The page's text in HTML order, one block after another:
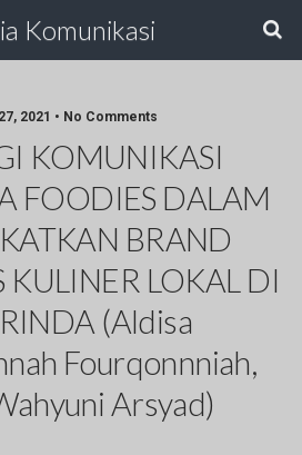
Komunikasi
2021 • No Comments
KOMUNIKASI
FOODIES DALAM
BRAND
KULINER LOKAL DI
(Aldisa
Fourqonnniah,
Arsyad)